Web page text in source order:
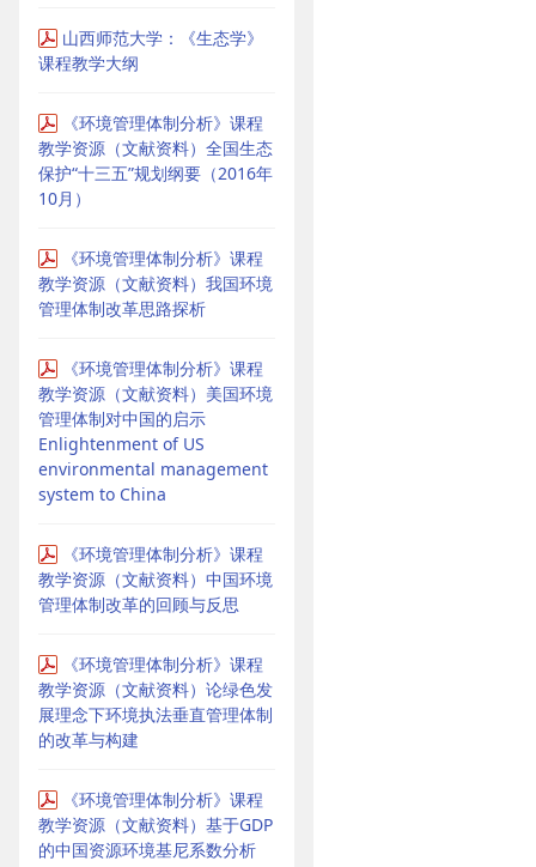
山西师范大学：《生态学》
课程教学大纲
《环境管理体制分析》课程
教学资源（文献资料）全国生态
保护“十三五”规划纲要（2016年
10月）
《环境管理体制分析》课程
教学资源（文献资料）我国环境
管理体制改革思路探析
《环境管理体制分析》课程
教学资源（文献资料）美国环境
管理体制对中国的启示
Enlightenment of US
environmental management
system to China
《环境管理体制分析》课程
教学资源（文献资料）中国环境
管理体制改革的回顾与反思
《环境管理体制分析》课程
教学资源（文献资料）论绿色发
展理念下环境执法垂直管理体制
的改革与构建
《环境管理体制分析》课程
教学资源（文献资料）基于GDP
的中国资源环境基尼系数分析